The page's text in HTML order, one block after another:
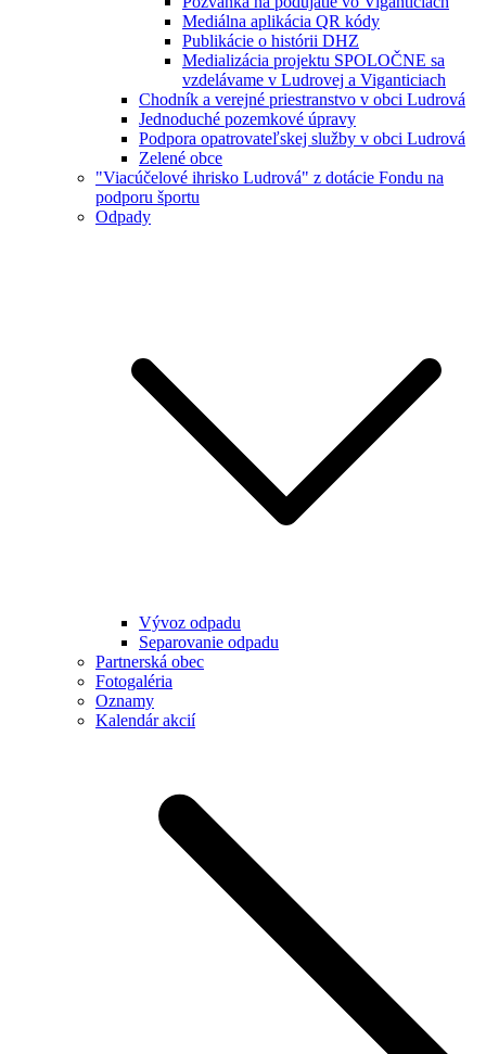
Mediálna aplikácia QR kódy
Publikácie o histórii DHZ
Medializácia projektu SPOLOČNE sa
vzdelávame v Ludrovej a Viganticiach
Chodník a verejné priestranstvo v obci Ludrová
Jednoduché pozemkové úpravy
Podpora opatrovateľskej služby v obci Ludrová
Zelené obce
"Viacúčelové ihrisko Ludrová" z dotácie Fondu na
podporu športu
Odpady
Vývoz odpadu
Separovanie odpadu
Partnerská obec
Fotogaléria
Oznamy
Kalendár akcií